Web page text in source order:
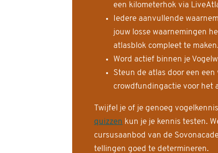
een kilometerhok via
Iedere aanvullende
jouw losse waarnemingen
atlasblok compleet te maken.
Word actief binnen je
Steun de atlas door een
crowdfundingactie voor het
Twijfel je of je genoeg
quizzen kun je je kennis testen.
cursusaanbod van de
tellingen goed te determineren.